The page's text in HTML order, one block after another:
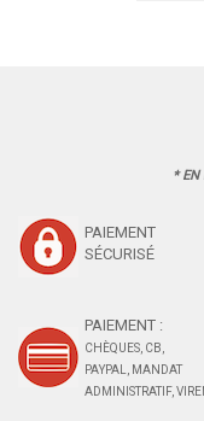
* EN
PAIEMENT
SÉCURISÉ
PAIEMENT :
CHÈQUES, CB,
PAYPAL, MANDAT
ADMINISTRATIF,